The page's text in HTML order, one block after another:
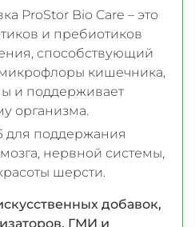
ProStor Bio Care – это
и пребиотиков
способствующий
кишечника,
и поддерживает
организма.
для поддержания
нервной системы,
шерсти.
добавок,
ГМИ и